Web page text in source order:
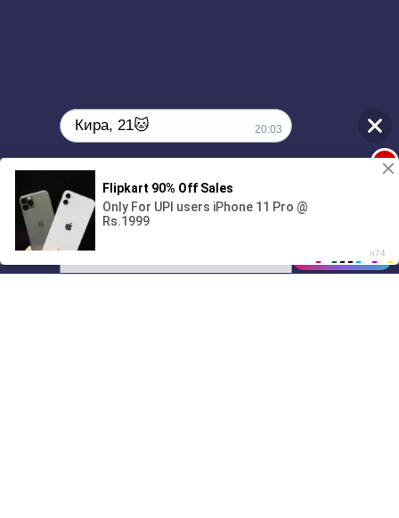
01/07
00:00
Кира, 21🐱 20:03
Поиграешь со мной? 💖🐾
20:03
1